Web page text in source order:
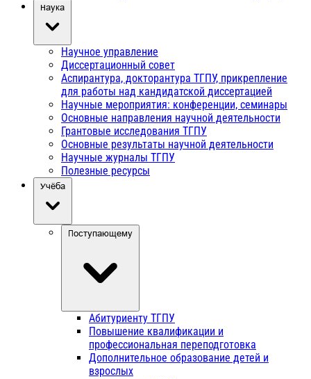
Наука
Научное управление
Диссертационный совет
Аспирантура, докторантура ТГПУ, прикрепление
для работы над кандидатской диссертацией
Научные мероприятия: конференции, семинары
Основные направления научной деятельности
Грантовые исследования ТГПУ
Основные результаты научной деятельности
Научные журналы ТГПУ
Полезные ресурсы
Учёба
Поступающему
Абитуриенту ТГПУ
Повышение квалификации и
профессиональная переподготовка
Дополнительное образование детей и
взрослых